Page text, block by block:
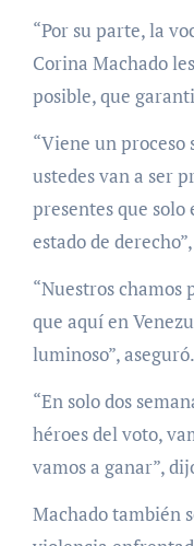
“Por su parte, la
Corina Machado
posible, que
“Viene un
ustedes van a ser
presentes que
estado de
“Nuestros chamos
que aquí en
luminoso”, aseguró.
“En solo dos
héroes del voto,
vamos a ganar”,
Machado también